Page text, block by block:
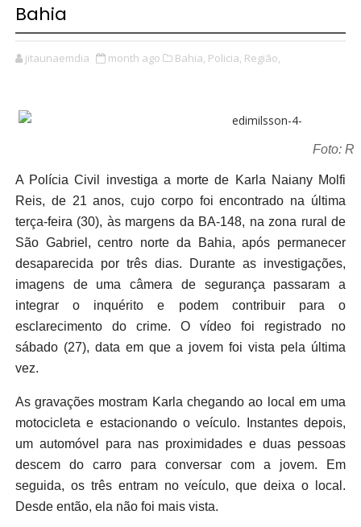
Bahia
jitaunaemdia month ago Bahia, Policia, Região,
Foto:
A Polícia Civil investiga a morte de Karla Naiany Molfi
Reis, de 21 anos, cujo corpo foi encontrado na última
terça-feira (30), às margens da BA-148, na zona rural de
São Gabriel, centro norte da Bahia, após permanecer
desaparecida por três dias. Durante as investigações,
imagens de uma câmera de segurança passaram a
integrar o inquérito e podem contribuir para o
esclarecimento do crime. O vídeo foi registrado no
sábado (27), data em que a jovem foi vista pela última
vez.
As gravações mostram Karla chegando ao local em uma
motocicleta e estacionando o veículo. Instantes depois,
um automóvel para nas proximidades e duas pessoas
descem do carro para conversar com a jovem. Em
seguida, os três entram no veículo, que deixa o local.
Desde então, ela não foi mais vista.